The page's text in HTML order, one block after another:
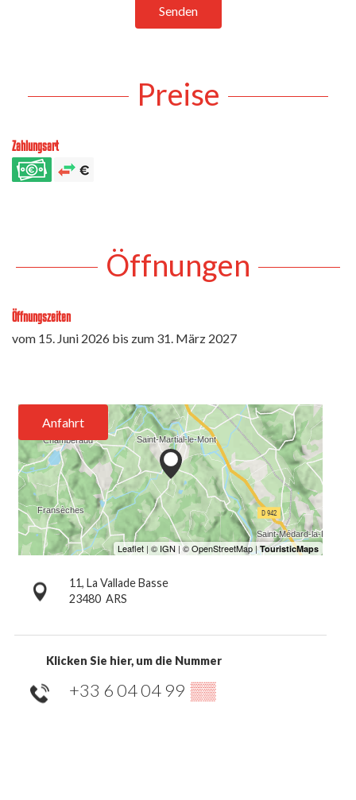
Senden
Preise
Zahlungsart
Öffnungen
Öffnungszeiten
vom 15. Juni 2026 bis zum 31. März 2027
Anfahrt
11, La Vallade Basse
23480 ARS
Klicken Sie hier, um die Nummer
+33 6 04 04 99 ▒▒